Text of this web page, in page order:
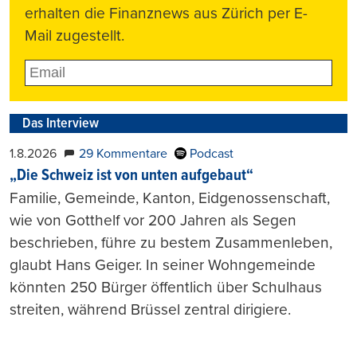
erhalten die Finanznews aus Zürich per E-
Mail zugestellt.
Das Interview
1.8.2026 29 Kommentare Podcast
„Die Schweiz ist von unten aufgebaut“
Familie, Gemeinde, Kanton, Eidgenossenschaft,
wie von Gotthelf vor 200 Jahren als Segen
beschrieben, führe zu bestem Zusammenleben,
glaubt Hans Geiger. In seiner Wohngemeinde
könnten 250 Bürger öffentlich über Schulhaus
streiten, während Brüssel zentral dirigiere.